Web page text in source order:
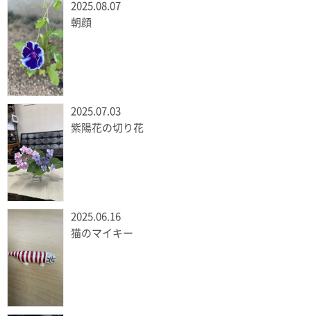
2025.08.07
朝顔
2025.07.03
紫陽花の切り花
2025.06.16
猫のマイキー